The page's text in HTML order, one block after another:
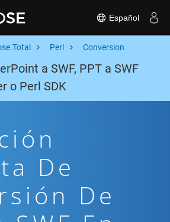
Español
Perl Conversion
a SWF, PPT a SWF
o Perl SDK
De
De